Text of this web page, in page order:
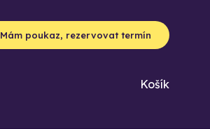
Mám poukaz, rezervovat termín
Košík